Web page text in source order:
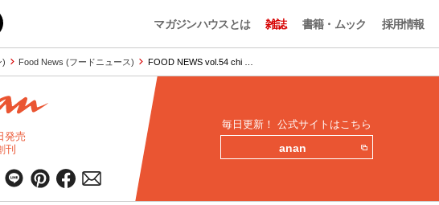
マガジンハウスとは 雑誌 書籍・ムック 採用情報
) Food News (フードニュース) FOOD NEWS vol.54 chi …
発売
刊
毎日更新！ 公式サイトはこちら
anan